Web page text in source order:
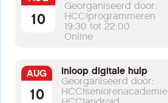
10
Georganiseerd door:
HCC!programmeren
19:30 tot 22:00
Online
AUG
10
Inloop digitale hulp
Georganiseerd door:
HCC!seniorenacademie